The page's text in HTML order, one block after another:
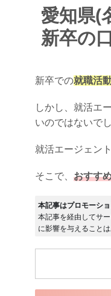
愛知県(
新卒の
新卒での就職活
しかし、就活エ
いのではないで
就活エージェン
そこで、 おすす
本記事はプロモーシ
本記事を経由してサ
に影響を与えること